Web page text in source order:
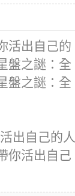
活出自己的
盤之謎：全
盤之謎：全
出自己的人
你活出自己